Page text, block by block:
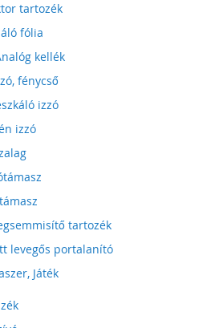
tartozék
fólia
kellék
fénycső
izzó
izzó
tartozék
levegős portalanító
Játék